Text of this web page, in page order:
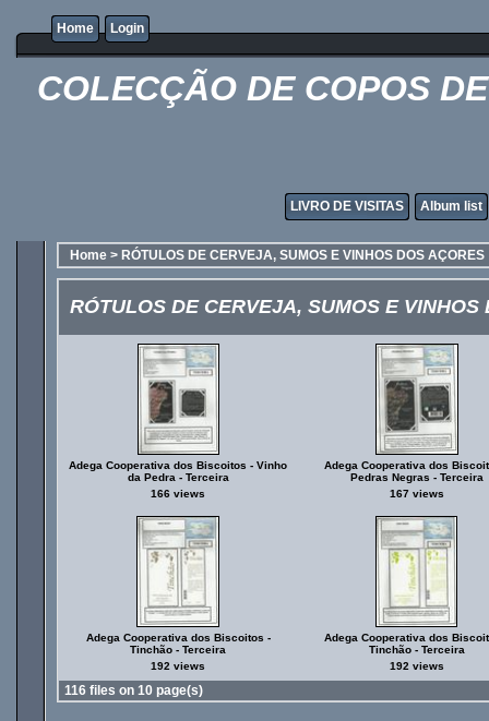
Home Login
COLECÇÃO DE COPOS
LIVRO DE VISITAS Album list
Home > RÓTULOS DE CERVEJA, SUMOS E VINHOS DOS AÇORES
RÓTULOS DE CERVEJA, SUMOS E VINHOS
Adega Cooperativa dos Biscoitos - Vinho
da Pedra - Terceira
166 views
Adega Cooperativa dos
Pedras Negras - Terceira
167 views
Adega Cooperativa dos Biscoitos -
Tinchão - Terceira
192 views
Adega Cooperativa dos
Tinchão - Terceira
192 views
116 files on 10 page(s)